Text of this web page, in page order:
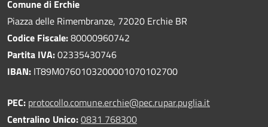
Comune di Erchie
Piazza delle Rimembranze, 72020 Erchie BR
Codice Fiscale:80000960742
Partita IVA:02335430746
IBAN: IT89M0760103200001070102700
PEC: protocollo.comune.erchie@pec.rupar.puglia.it
Centralino Unico:0831 768300